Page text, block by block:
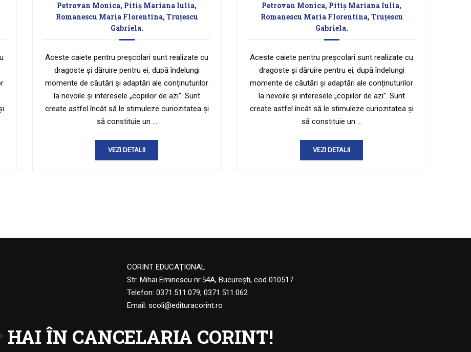
Petrovan Monica, Pitiș Mariana Iulia,
Romanescu Maria Florentina, Truțescu
Gabriela.
Aceste caiete pentru preșcolari sunt realizate cu
dragoste și dăruire pentru ei, după îndelungi
momente de căutări și adaptări ale conținuturilor
la nevoile și interesele „copiilor de azi”. Sunt
create astfel încât să le stimuleze curiozitatea și
să constituie un …
VEZI DETALII
Petrovan Monica, Pitiș Mariana Iulia,
Romanescu Maria Florentina, Truțescu
Gabriela.
Aceste caiete pentru preșcolari sunt realizate cu
dragoste și dăruire pentru ei, după îndelungi
momente de căutări și adaptări ale conținuturilor
la nevoile și interesele „copiilor de azi”. Sunt
create astfel încât să le stimuleze curiozitatea și
să constituie un …
VEZI DETALII
CORINT EDUCAŢIONAL
Str. Mihai Eminescu nr.54A, Bucureşti, cod 010517
Telefon: 0371.511.079; 0371.511.062
Email: scoli@edituracorint.ro
HAI ÎN CANCELARIA CORINT!